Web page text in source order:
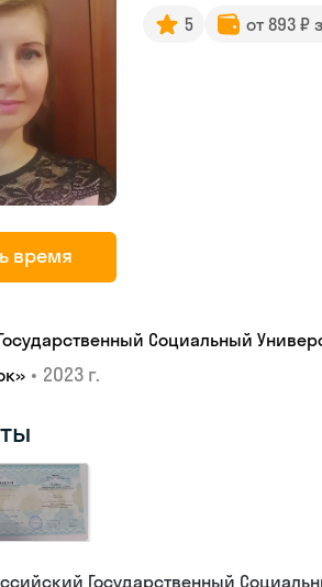
время
5 от 893 ₽
Социальный
• 2023 г.
Государственный